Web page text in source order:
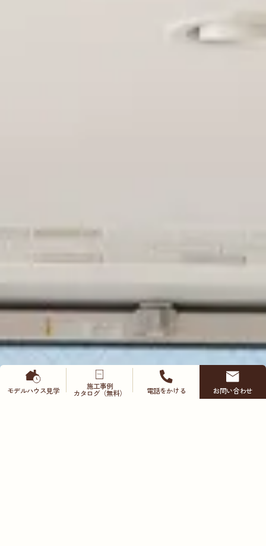
モデルハウス見学 施工事例
カタログ（無料） 電話をかける お問い合わせ